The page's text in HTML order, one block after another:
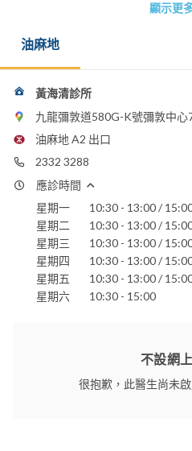
聖德肋撒醫院
顯示更
油麻地
黃海清診所
九龍彌敦道580G-K號彌敦中心
油麻地 A2 出口
2332 3288
應診時間
星期一
10:30 - 13:00 /
星期二
10:30 - 13:00 /
星期三
10:30 - 13:00 /
星期四
10:30 - 13:00 /
星期五
10:30 - 13:00 /
星期六
10:30 - 15:00
不設網
很抱歉，此醫生尚未